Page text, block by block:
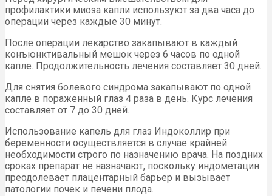
профилактики миоза капли используют за два часа до
операции через каждые 30 минут.
После операции лекарство закапывают в каждый
конъюнктивальный мешок через 6 часов по одной
капле. Продолжительность лечения составляет 30 дней.
Для снятия болевого синдрома закапывают по одной
капле в пораженный глаз 4 раза в день. Курс лечения
составляет от 7 до 30 дней.
Использование капель для глаз Индоколлир при
беременности осуществляется в случае крайней
необходимости строго по назначению врача. На поздних
сроках препарат не назначают, поскольку индометацин
преодолевает плацентарный барьер и вызывает
патологии почек и печени плода.